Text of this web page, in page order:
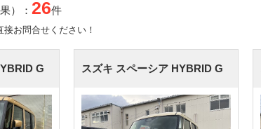
）： 26件
お問合せください！
G スズキ スペーシア HYBRID G